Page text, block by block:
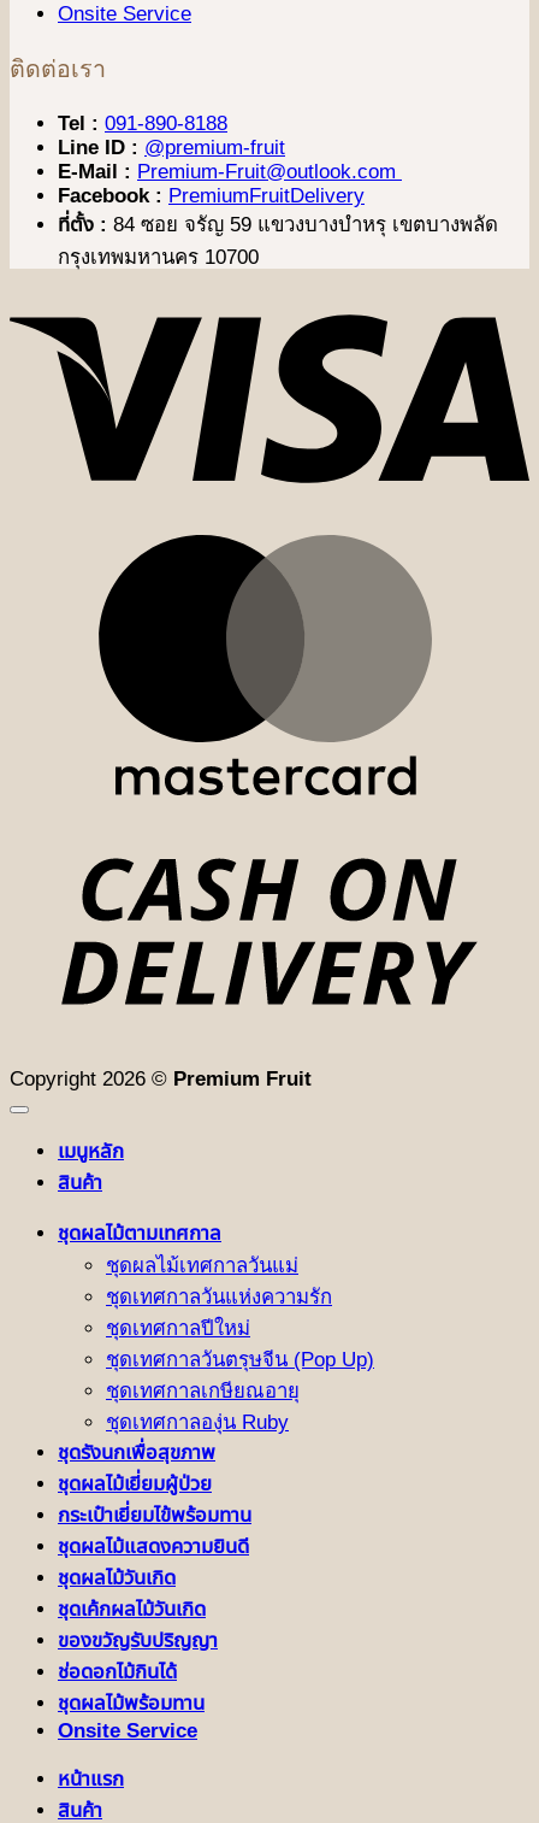
Onsite Service
ติดต่อเรา
Tel : 091-890-8188
Line ID : @premium-fruit
E-Mail : Premium-Fruit@outlook.com
Facebook : PremiumFruitDelivery
ที่ตั้ง : 84 ซอย จรัญ 59 แขวงบางบำหรุ เขตบางพลัด
กรุงเทพมหานคร 10700
Copyright 2026 © Premium Fruit
เมนูหลัก
สินค้า
ชุดผลไม้ตามเทศกาล
ชุดผลไม้เทศกาลวันแม่
ชุดเทศกาลวันแห่งความรัก
ชุดเทศกาลปีใหม่
ชุดเทศกาลวันตรุษจีน (Pop Up)
ชุดเทศกาลเกษียณอายุ
ชุดเทศกาลองุ่น Ruby
ชุดรังนกเพื่อสุขภาพ
ชุดผลไม้เยี่ยมผู้ป่วย
กระเป๋าเยี่ยมไข้พร้อมทาน
ชุดผลไม้แสดงความยินดี
ชุดผลไม้วันเกิด
ชุดเค้กผลไม้วันเกิด
ของขวัญรับปริญญา
ช่อดอกไม้กินได้
ชุดผลไม้พร้อมทาน
Onsite Service
หน้าแรก
สินค้า